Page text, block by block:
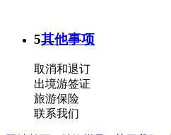
5其他事项
取消和退订
出境游签证
旅游保险
联系我们